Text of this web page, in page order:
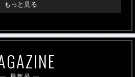
もっと見る